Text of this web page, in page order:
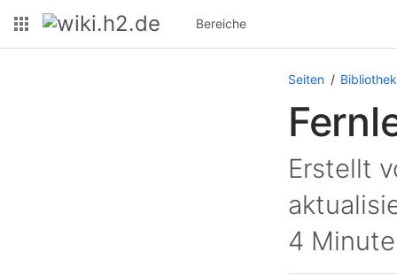
Bereiche
Seiten Bibliothek
Erstellt
4